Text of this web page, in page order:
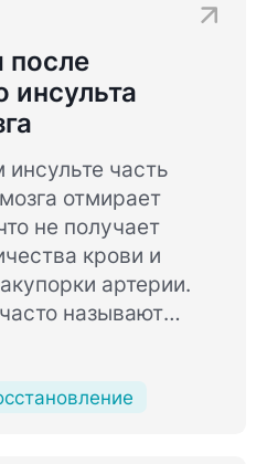
после
инсульта
часть
отмирает
не получает
крови и
артерии.
называют